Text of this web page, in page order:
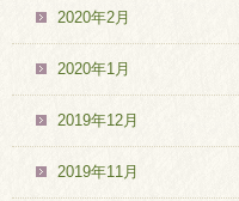
2020年2月
2020年1月
2019年12月
2019年11月